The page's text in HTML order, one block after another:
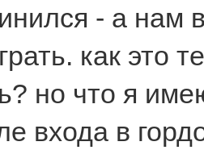
- а
как это
но что я
входа в